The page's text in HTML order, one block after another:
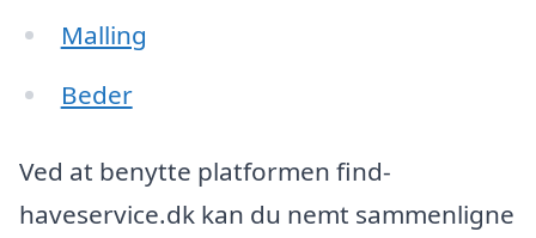
Malling
Beder
Ved at benytte platformen find-
haveservice.dk kan du nemt sammenligne